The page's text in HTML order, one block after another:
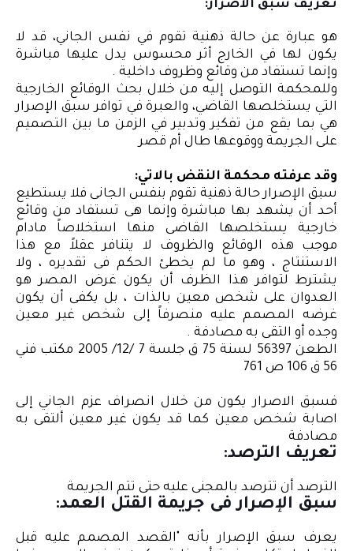
تعريف سبق الاصرار:
هو عبارة عن حالة ذهنية تقوم في نفس الجاني، قد لا
يكون لها في الخارج أثر محسوس يدل عليها مباشرة
وإنما تستفاد من وقائع وظروف داخلية .
وللمحكمة التوصل إليه من خلال بحث الوقائع الخارجية
التي يستخلصها القاضي، والعبرة في توافر سبق الإصرار
هي بما يقع من تفكير وتدبير في الزمن ما بين التصميم
على الجريمة ووقوعها طال أم قصر
وقد عرفته محكمة النقض بالاتي:
سبق الإصرار حالة ذهنية تقوم بنفس الجانى فلا يستطيع
أحد أن يشهد بها مباشرة وإنما هى تستفاد من وقائع
خارجية يستخلصها القاضى منها استخلاصاً مادام
موجب هذه الوقائع والظروف لا يتنافر عقلاً مع هذا
الاستنتاج ، وهو ما لم يخطئ الحكم فى تقديره ، ولا
يشترط لتوافر هذا الظرف أن يكون غرض المصر هو
العدوان على شخص معين بالذات ، بل يكفى أن يكون
غرضه المصمم عليه منصرفاً إلى شخص غير معين
وجده أو التقى به مصادفة .
الطعن 56397 لسنة 75 ق جلسة 7 /12/ 2005 مكتب فني
56 ق 106 ص 761
فسبق الاصرار يكون من خلال انصراف عزم الجاني إلى
اصابة شخص معين كما قد يكون غير معين ألتقى به
مصادفة
تعريف الترصد:
الترصد أن تترصد بالمجنى عليه حتى تتم الجريمة
سبق الإصرار فى جريمة القتل العمد:
يعرف سبق الإصرار بأنه "القصد المصمم عليه قبل